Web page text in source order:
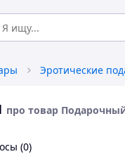
Эротические
про товар
(0)